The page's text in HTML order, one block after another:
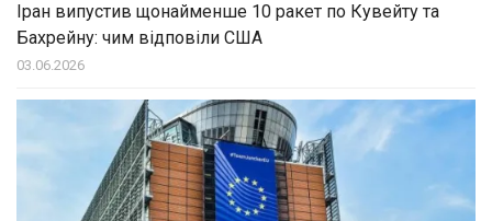
Іран випустив щонайменше 10 ракет по Кувейту та
Бахрейну: чим відповіли США
03.06.2026